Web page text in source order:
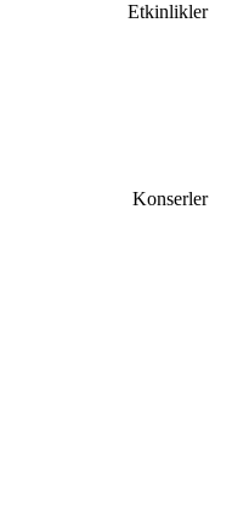
Etkinlikler
Konserler